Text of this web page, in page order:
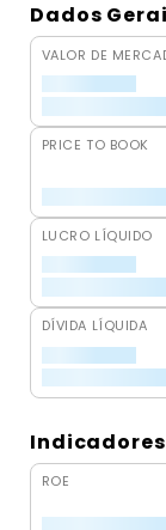
Dados
VALOR DE
PRICE TO BOOK
LUCRO LÍQUIDO
DÍVIDA LÍQUIDA
Indicadores
ROE